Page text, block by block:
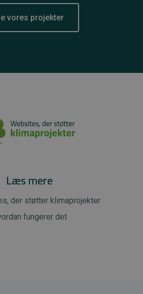
vores projekter
Læs mere
der støtter klimaprojekter
fungerer det